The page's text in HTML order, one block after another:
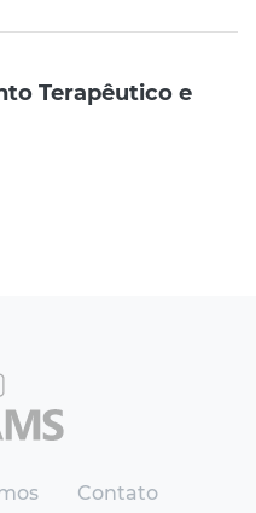
Terapêutico e
Contato